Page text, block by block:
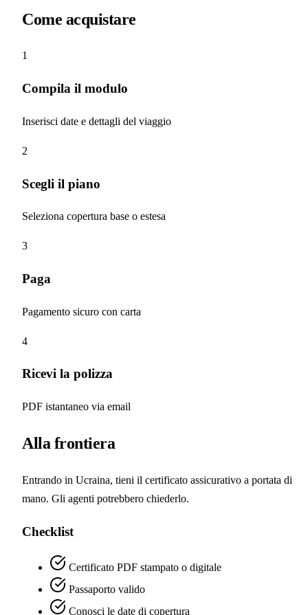
Come acquistare
1
Compila il modulo
Inserisci date e dettagli del viaggio
2
Scegli il piano
Seleziona copertura base o estesa
3
Paga
Pagamento sicuro con carta
4
Ricevi la polizza
PDF istantaneo via email
Alla frontiera
Entrando in Ucraina, tieni il certificato assicurativo a portata di
mano. Gli agenti potrebbero chiederlo.
Checklist
Certificato PDF stampato o digitale
Passaporto valido
Conosci le date di copertura